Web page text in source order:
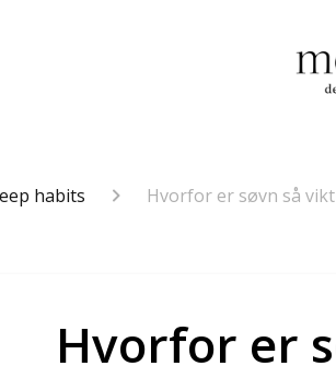
habits Hvorfor er søvn så
Hvorfor er